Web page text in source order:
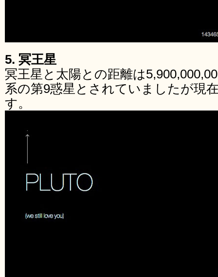
5. 冥王星
冥王星と太陽との距離は
系の第9惑星とされていましたが現
す。